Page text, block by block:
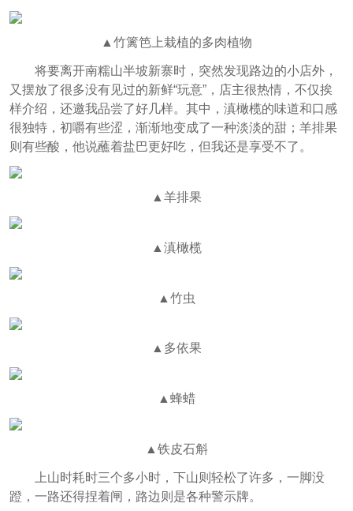
▲竹篱笆上栽植的多肉植物
将要离开南糯山半坡新寨时，突然发现路边的小店外，
又摆放了很多没有见过的新鲜“玩意”，店主很热情，不仅挨
样介绍，还邀我品尝了好几样。其中，滇橄榄的味道和口感
很独特，初嚼有些涩，渐渐地变成了一种淡淡的甜；羊排果
则有些酸，他说蘸着盐巴更好吃，但我还是享受不了。
▲羊排果
▲滇橄榄
▲竹虫
▲多依果
▲蜂蜡
▲铁皮石斛
上山时耗时三个多小时，下山则轻松了许多，一脚没
蹬，一路还得捏着闸，路边则是各种警示牌。